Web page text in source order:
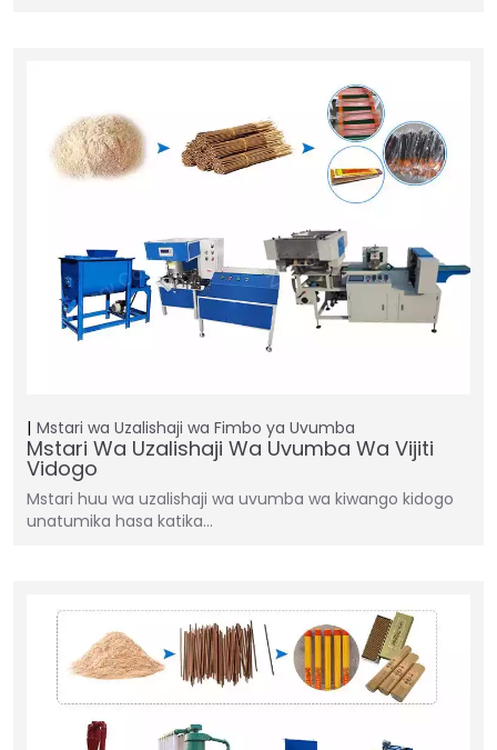
Mstari wa Uzalishaji wa Fimbo ya Uvumba
Mstari Wa Uzalishaji Wa Uvumba Wa Vijiti
Vidogo
Mstari huu wa uzalishaji wa uvumba wa kiwango kidogo
unatumika hasa katika…